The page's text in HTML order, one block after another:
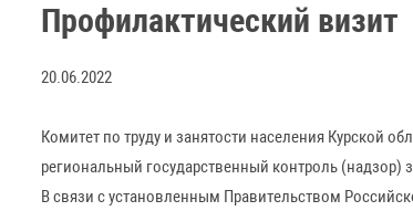
Профилактический визит
20.06.2022
Комитет по труду и занятости населения Курской
региональный государственный контроль
В связи с установленным Правительством